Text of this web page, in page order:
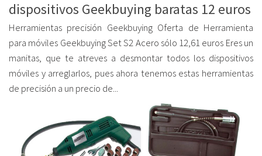
dispositivos Geekbuying baratas 12 euros
Herramientas precisión Geekbuying Oferta de Herramienta
para móviles Geekbuying Set S2 Acero sólo 12,61 euros Eres un
manitas, que te atreves a desmontar todos los dispositivos
móviles y arreglarlos, pues ahora tenemos estas herramientas
de precisión a un precio de...